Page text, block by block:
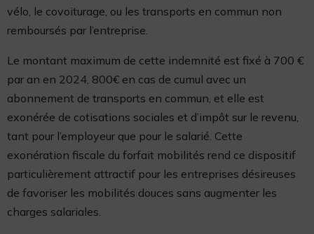
vélo, le covoiturage, ou les transports en commun non
remboursés par l’entreprise.
Le montant maximum de cette indemnité est fixé à 700 €
par an en 2024, 800€ en cas de cumul avec un
abonnement de transports en commun, et elle est
exonérée de cotisations sociales et d’impôt sur le revenu,
tant pour l’employeur que pour le salarié. Cette
exonération fiscale du forfait mobilités rend ce dispositif
particulièrement attractif pour les entreprises désireuses
de favoriser les mobilités douces sans augmenter les
charges salariales.